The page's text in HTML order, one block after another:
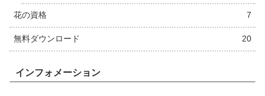
花の資格 7
無料ダウンロード 20
インフォメーション